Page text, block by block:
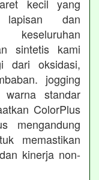
kecil yang
lapisan dan
sintetis kami
dari oksidasi,
jogging
standar
ColorPlus
mengandung
memastikan
kinerja non-